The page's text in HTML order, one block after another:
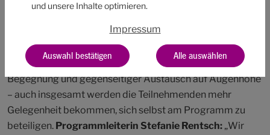
Gespräch zu bringen. Die Podien, Workshops,
Gottesdienste und Kulturbeiträge wurden von und mit
vor Ort aktiv einbringen werden.
Begegnung und gegenseitiger Austausch auf Augenhöhe
– auch insgesamt werden die Teilnehmenden mehr
Gelegenheit bekommen, sich selbst am Programm zu
beteiligen. Programmleiterin Stefanie Rentsch: „Wir
und unsere Inhalte optimieren.
Impressum
Auswahl bestätigen Alle auswählen